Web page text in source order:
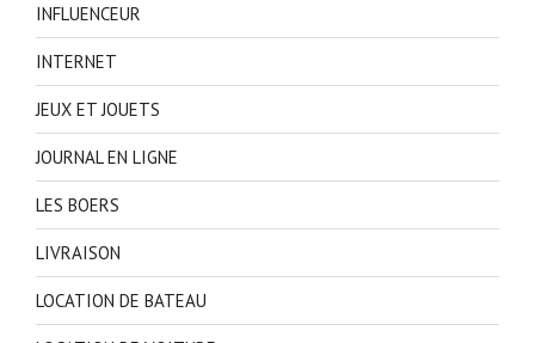
INFLUENCEUR
INTERNET
JEUX ET JOUETS
JOURNAL EN LIGNE
LES BOERS
LIVRAISON
LOCATION DE BATEAU